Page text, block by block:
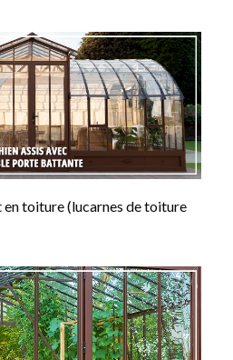
en toiture (lucarnes de toiture